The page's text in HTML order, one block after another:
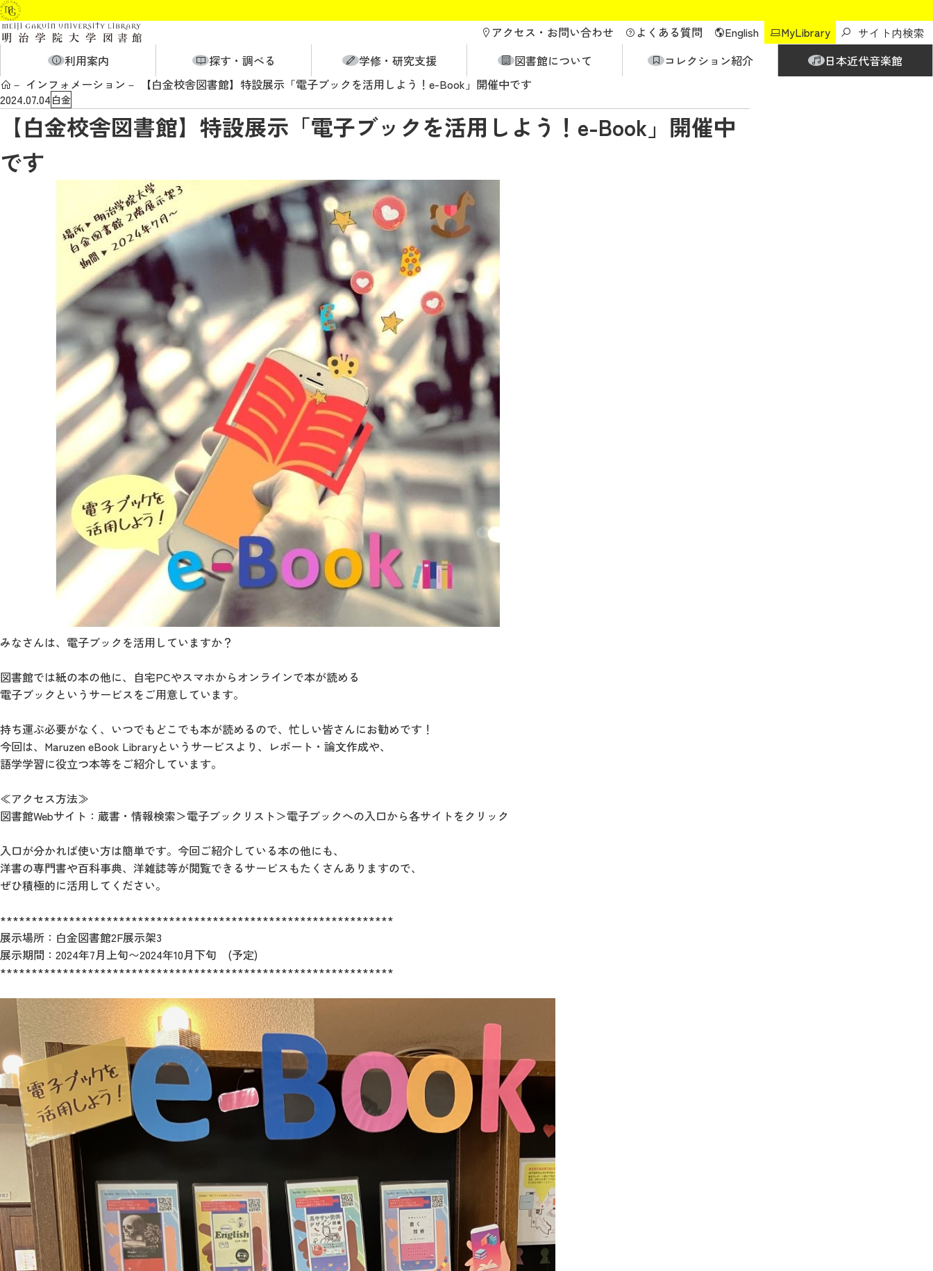
アクセス・ お問い合わせ よくある質問 English
MyLibrary
利用案内
探す・調べる 学修・研究支援 図書館について コレクション紹介
日本近代音楽館
インフォメーション
【白金校舎図書館】特設展示「電子ブックを活用しよう！e-Book」開催中です
2024.07.04 白金
【白金校舎図書館】特設展示「電子ブックを活用しよう！e-Book」開催中
です
みなさんは、電子ブックを活用していますか？
図書館では紙の本の他に、自宅PCやスマホからオンラインで本が読める
電子ブックというサービスをご用意しています。
持ち運ぶ必要がなく、いつでもどこでも本が読めるので、忙しい皆さんにお勧めです！
今回は、Maruzen eBook Libraryというサービスより、レポート・論文作成や、
語学学習に役立つ本等をご紹介しています。
≪アクセス方法≫
図書館Webサイト：蔵書・情報検索＞電子ブックリスト＞電子ブックへの入口から各サイトをクリック
入口が分かれば使い方は簡単です。今回ご紹介している本の他にも、
洋書の専門書や百科事典、洋雑誌等が閲覧できるサービスもたくさんありますので、
ぜひ積極的に活用してください。
***************************************************************
展示場所：白金図書館2F展示架3
展示期間：2024年7月上旬〜2024年10月下旬 (予定)
***************************************************************